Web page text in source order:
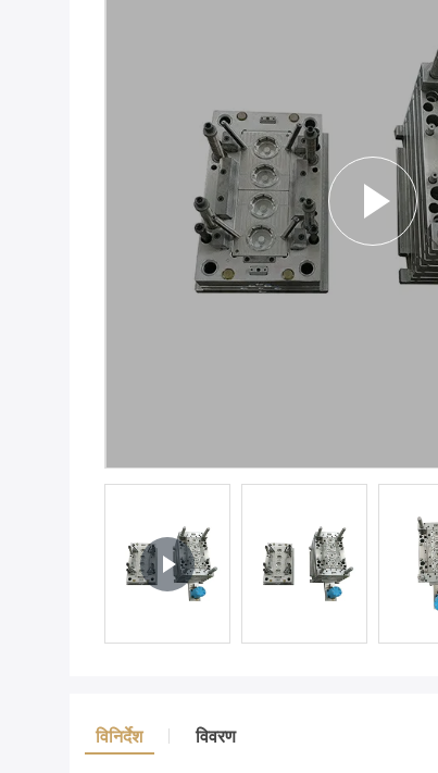
विनिर्देश विवरण